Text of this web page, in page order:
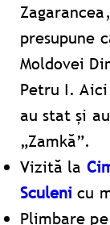
presupune
Moldovei
Petru I.
au stat și
„Zamkă”.
Vizită la
Sculeni cu
Plimbare